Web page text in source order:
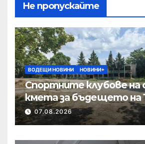
Не пропускайте
ВОДЕЩИ НОВИНИ НОВИНИ+
Спортните клубове на
кмета за бъдещето на
полк
07.08.2026